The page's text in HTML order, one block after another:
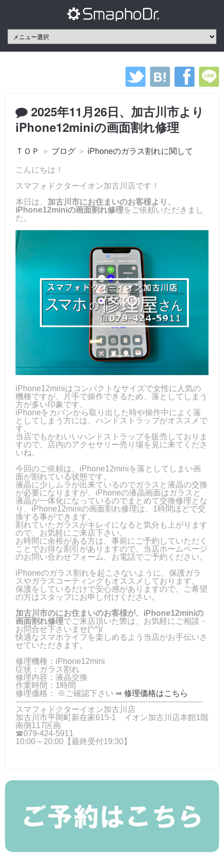
2025年11月26日、加古川市より
iPhone12miniの画面割れ修理
ＴＯＰ ＞ ブログ ＞ iPhoneのガラス割れに関して
こんにちは！
スマフォドクターイオン加古川店です！
本日は、 加古川市にお住まいのお客様より、
iPhone12miniの画面割れ修理をご依頼いただきまし
た。
iPhone12miniはコンパクトなサイズで女性に人気の
機種ですが、片手で操作できるため、落としてしまう
方が多い印象です。
iPhoneをカバンから取り出した時や操作中によく落
としてしまう方には、ハンドストラップがオススメで
す。
当店でもかわいいハンドストラップを販売しておりま
すので、店内のアクセサリー売り場を見に来てくださ
いね。
今回のご依頼は、iPhone12miniを落としてしまい画
面が割れている状態です。
液晶に少しムラが出来ているのでガラスと液晶の交換
が必要になりますが、iPhoneの液晶画面はガラスと
液晶が一体化になっているのでまとめて交換修理とな
り、iPhone12miniの画面割れ修理は、1時間ほどで交
換する事ができます。
割れていたガラスがキレイになると気分も上がります
ので、お気軽にご来店下さい。
お時間に余裕がある方は、事前にご予約していただく
ことでお得な割引がありますので、当店ホームページ
のお問い合わせフォーム、お電話でご予約ください。
iPhoneのガラス割れを起こさないように、保護ガラ
スやガラスコーティングもオススメしております。
保護をしているだけで安心感がありますので、ご希望
の方はスタッフにお申し付けください。
加古川市のにお住まいのお客様が、iPhone12miniの
画面割れ修理でご来店頂いた際は、お気軽にご相談・
お問合せ下さいませ(^^)/
快適なスマホライフを楽しめるよう当店がお手伝いさ
せていただきます。
修理機種：iPhone12mini
症状：ガラス割れ
修理内容：液晶交換
作業時間：1時間
修理価格： ※ご確認下さい ➡ 修理価格はこちら
---------------------------------------------------------------------------
スマフォドクターイオン加古川店
加古川市平岡町新在家615-1 イオン加古川店本館1階
南側117区画
☎079-424‐5911
10:00～20:00【最終受付19:30】